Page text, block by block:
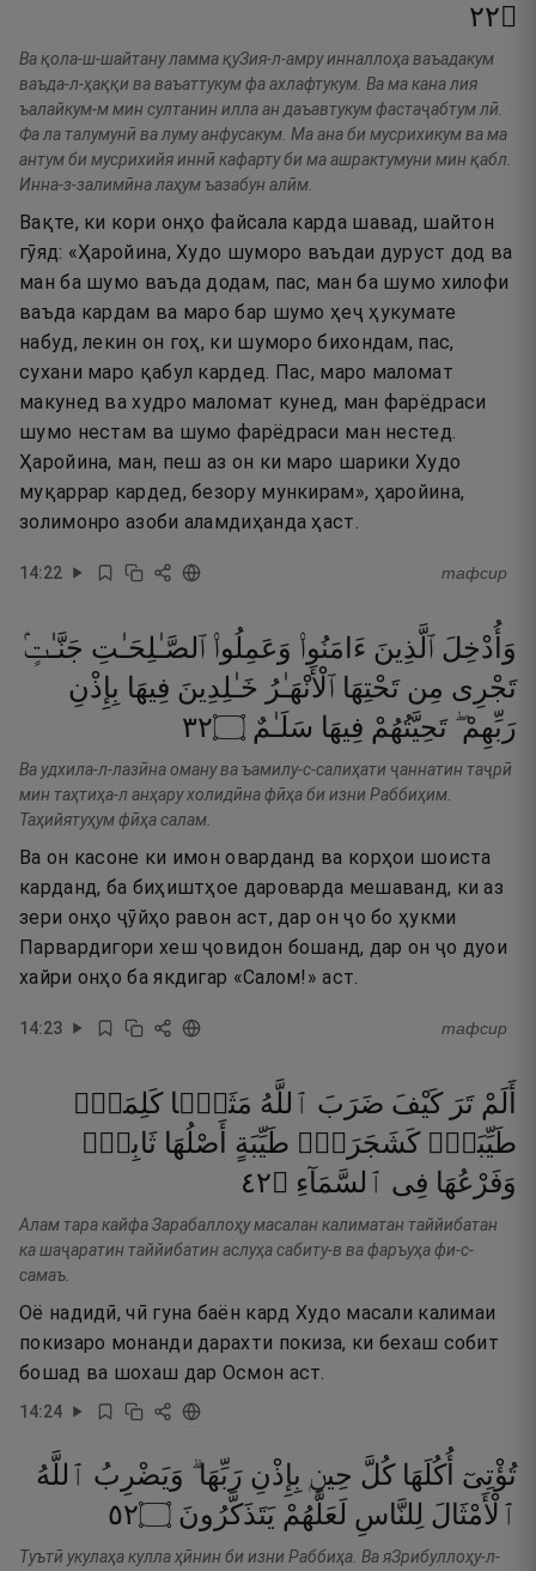
۝٢٢
Ва қола-ш-шайтану ламма қуЗия-л-амру инналлоҳа ваъадакум
ваъда-л-ҳаққи ва ваъаттукум фа ахлафтукум. Ва ма кана лия
ъалайкум-м мин султанин илла ан даъавтукум фастаҷабтум лӣ.
Фа ла талумунӣ ва луму анфусакум. Ма ана би мусрихикум ва ма
антум би мусрихийя иннӣ кафарту би ма ашрактумуни мин қабл.
Инна-з-залимӣна лаҳум ъазабун алӣм.
Вақте, ки кори онҳо файсала карда шавад, шайтон
гӯяд: «Ҳаройина, Худо шуморо ваъдаи дуруст дод ва
ман ба шумо ваъда додам, пас, ман ба шумо хилофи
ваъда кардам ва маро бар шумо ҳеҷ ҳукумате
набуд, лекин он гоҳ, ки шуморо бихондам, пас,
сухани маро қабул кардед. Пас, маро маломат
макунед ва худро маломат кунед, ман фарёдраси
шумо нестам ва шумо фарёдраси ман нестед.
Ҳаройина, ман, пеш аз он ки маро шарики Худо
муқаррар кардед, безору мункирам», ҳаройина,
золимонро азоби аламдиҳанда ҳаст.
14:22 тафсир
وَأُدْخِلَ ٱلَّذِينَ ءَامَنُوا۟ وَعَمِلُوا۟ ٱلصَّـٰلِحَـٰتِ جَنَّـٰتٍۢ
تَجْرِى مِن تَحْتِهَا ٱلْأَنْهَـٰرُ خَـٰلِدِينَ فِيهَا بِإِذْنِ
رَبِّهِمْ ۖ تَحِيَّتُهُمْ فِيهَا سَلَـٰمٌ ۝٢٣
Ва удхила-л-лазӣна оману ва ъамилу-с-салиҳати ҷаннатин таҷрӣ
мин таҳтиҳа-л анҳару холидӣна фӣҳа би изни Раббиҳим.
Таҳийятуҳум фӣҳа салам.
Ва он касоне ки имон оварданд ва корҳои шоиста
карданд, ба биҳиштҳое дароварда мешаванд, ки аз
зери онҳо ҷӯйҳо равон аст, дар он ҷо бо ҳукми
Парвардигори хеш ҷовидон бошанд, дар он ҷо дуои
хайри онҳо ба якдигар «Салом!» аст.
14:23 тафсир
أَلَمْ تَرَ كَيْفَ ضَرَبَ ٱللَّهُ مَثَلًۭا كَلِمَةًۭ
طَيِّبَةًۭ كَشَجَرَةٍۢ طَيِّبَةٍ أَصْلُهَا ثَابِتٌۭ
وَفَرْعُهَا فِى ٱلسَّمَآءِ ۝٢٤
Алам тара кайфа Зарабаллоҳу масалан калиматан таййибатан
ка шаҷаратин таййибатин аслуҳа сабиту-в ва фаръуҳа фи-с-
самаъ.
Оё надидӣ, чӣ гуна баён кард Худо масали калимаи
покизаро монанди дарахти покиза, ки бехаш собит
бошад ва шохаш дар Осмон аст.
14:24
تُؤْتِىٓ أُكُلَهَا كُلَّ حِينٍۭ بِإِذْنِ رَبِّهَا ۗ وَيَضْرِبُ ٱللَّهُ
ٱلْأَمْثَالَ لِلنَّاسِ لَعَلَّهُمْ يَتَذَكَّرُونَ ۝٢٥
Туътӣ укулаҳа кулла ҳӣнин би изни Раббиҳа. Ва яЗрибуллоҳу-л-